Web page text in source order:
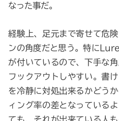
なった事だ。
経験上、足元まで寄せて危
ンの角度だと思う。特に
が付いているので、下手な
フックアウトしやすい。書
を冷静に対処出来るかどう
ィング率の差となっている
ても、それが出来ている人